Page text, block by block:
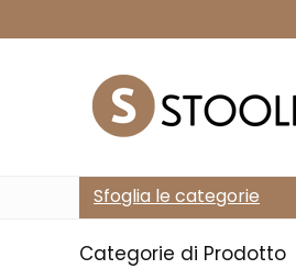
Sfoglia le categorie
Categorie di Prodotto